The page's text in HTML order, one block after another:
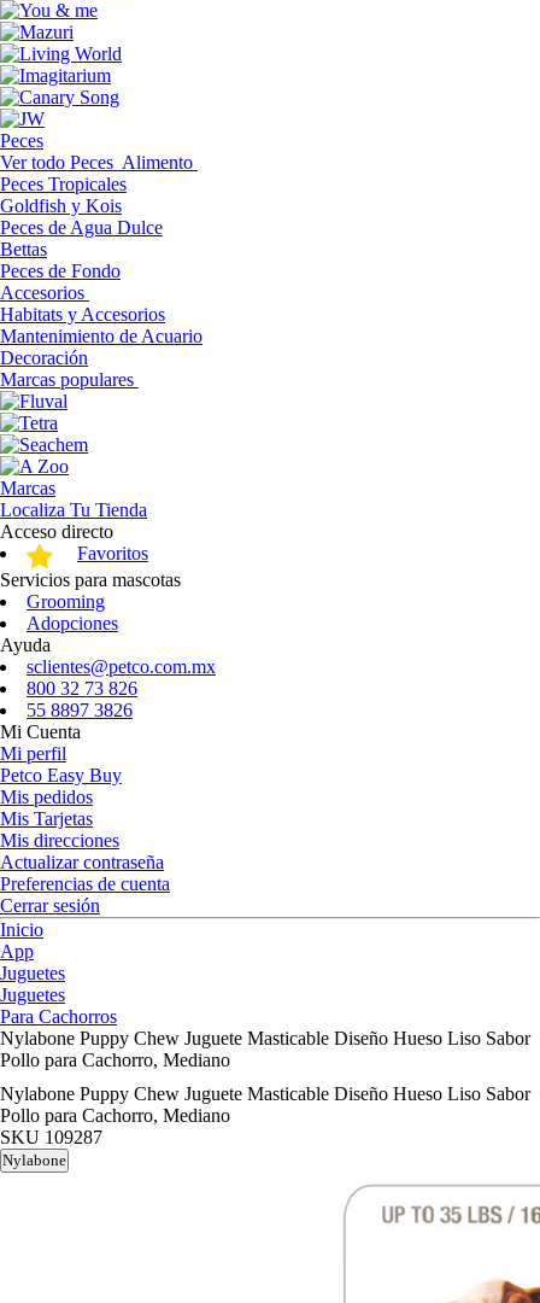
Peces
Ver todo Peces Alimento
Peces Tropicales
Goldfish y Kois
Peces de Agua Dulce
Bettas
Peces de Fondo
Accesorios
Habitats y Accesorios
Mantenimiento de Acuario
Decoración
Marcas populares
Marcas
Localiza Tu Tienda
Acceso directo
Favoritos
Servicios para mascotas
Grooming
Adopciones
Ayuda
sclientes@petco.com.mx
800 32 73 826
55 8897 3826
Mi Cuenta
Mi perfil
Petco Easy Buy
Mis pedidos
Mis Tarjetas
Mis direcciones
Actualizar contraseña
Preferencias de cuenta
Cerrar sesión
Inicio
App
Juguetes
Juguetes
Para Cachorros
Nylabone Puppy Chew Juguete Masticable Diseño Hueso Liso Sabor
Pollo para Cachorro, Mediano
Nylabone Puppy Chew Juguete Masticable Diseño Hueso Liso Sabor
Pollo para Cachorro, Mediano
SKU 109287
Nylabone